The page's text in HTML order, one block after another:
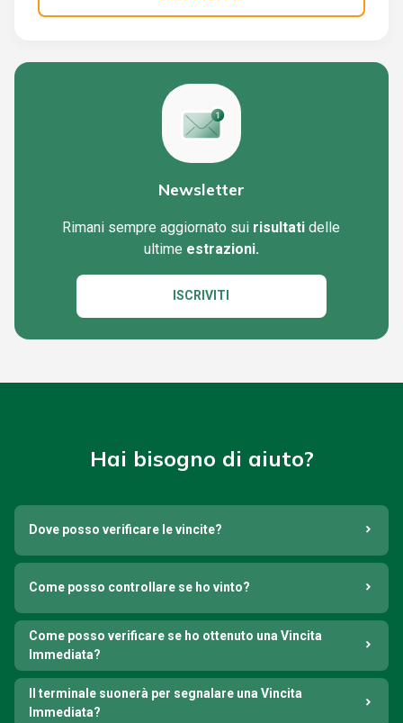
Newsletter
Rimani sempre aggiornato sui risultati delle
ultime estrazioni.
ISCRIVITI
Hai bisogno di aiuto?
Dove posso verificare le vincite?
Come posso controllare se ho vinto?
Come posso verificare se ho ottenuto una Vincita
Immediata?
Il terminale suonerà per segnalare una Vincita
Immediata?